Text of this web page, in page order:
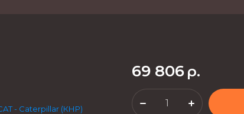
- Caterpillar (КНР)
69 806 р.